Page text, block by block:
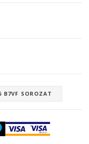
B7VF SOROZAT